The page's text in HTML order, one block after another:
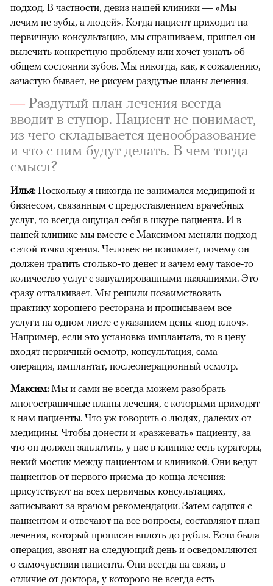
подход. В частности, девиз нашей клиники — «Мы
лечим не зубы, а людей». Когда пациент приходит на
первичную консультацию, мы спрашиваем, пришел он
вылечить конкретную проблему или хочет узнать об
общем состоянии зубов. Мы никогда, как, к сожалению,
зачастую бывает, не рисуем раздутые планы лечения.
—Раздутый план лечения всегда
вводит в ступор. Пациент не понимает,
из чего складывается ценообразование
и что с ним будут делать. В чем тогда
смысл?
Илья:Поскольку я никогда не занимался медициной и
бизнесом, связанным с предоставлением врачебных
услуг, то всегда ощущал себя в шкуре пациента. И в
нашей клинике мы вместе с Максимом меняли подход
с этой точки зрения. Человек не понимает, почему он
должен тратить столько-то денег и зачем ему такое-то
количество услуг с завуалированными названиями. Это
сразу отталкивает. Мы решили позаимствовать
практику хорошего ресторана и прописываем все
услуги на одном листе с указанием цены «под ключ».
Например, если это установка имплантата, то в цену
входят первичный осмотр, консультация, сама
операция, имплантат, послеоперационный осмотр.
Максим: Мы и сами не всегда можем разобрать
многостраничные планы лечения, с которыми приходят
к нам пациенты. Что уж говорить о людях, далеких от
медицины. Чтобы донести и «разжевать» пациенту, за
что он должен заплатить, у нас в клинике есть кураторы,
некий мостик между пациентом и клиникой. Они ведут
пациентов от первого приема до конца лечения:
присутствуют на всех первичных консультациях,
записывают за врачом рекомендации. Затем садятся с
пациентом и отвечают на все вопросы, составляют план
лечения, который прописан вплоть до рубля. Если была
операция, звонят на следующий день и осведомляются
о самочувствии пациента. Они всегда на связи, в
отличие от доктора, у которого не всегда есть